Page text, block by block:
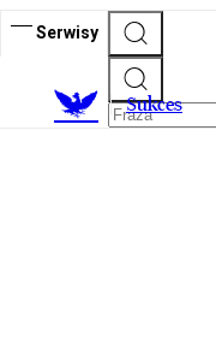
Serwisy
Sukces